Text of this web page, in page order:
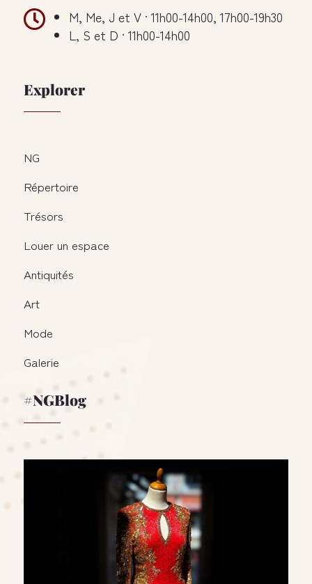

M, Me, J et V · 11h00-14h00, 17h00-19h30
L, S et D · 11h00-14h00
Explorer
NG
Répertoire
Trésors
Louer un espace
Antiquités
Art
Mode
Galerie
#NGBlog